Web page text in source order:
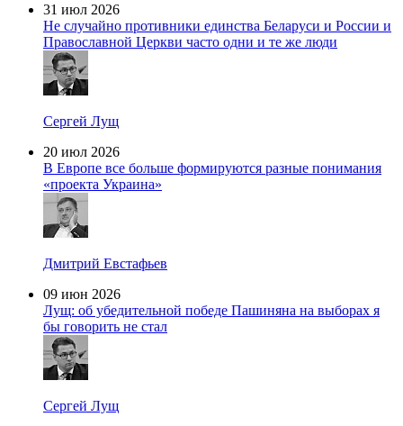
31 июл 2026
Не случайно противники единства Беларуси и России и
Православной Церкви часто одни и те же люди
Сергей Лущ
20 июл 2026
В Европе все больше формируются разные понимания
«проекта Украина»
Дмитрий Евстафьев
09 июн 2026
Лущ: об убедительной победе Пашиняна на выборах я
бы говорить не стал
Сергей Лущ